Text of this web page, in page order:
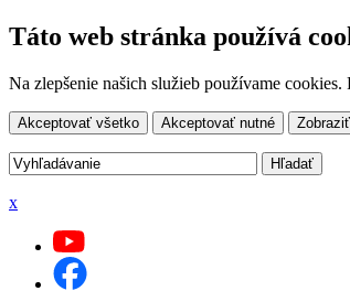
Táto web stránka používá
Na zlepšenie našich služieb používame
Akceptovať všetko Akceptovať nutné
x